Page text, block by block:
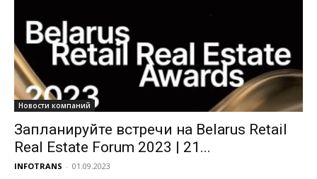
Новости компаний
Запланируйте встречи на Belarus Retail
Real Estate Forum 2023 | 21...
INFOTRANS - 01.09.2023